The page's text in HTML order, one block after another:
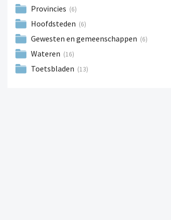
Provincies (6)
Hoofdsteden (6)
Gewesten en gemeenschappen (6)
Wateren (16)
Toetsbladen (13)